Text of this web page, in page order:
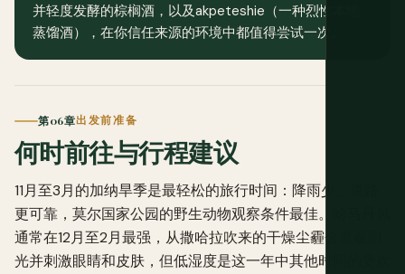
并轻度发酵的棕榈酒，以及akpeteshie（一种烈性本地
蒸馏酒），在你信任来源的环境中都值得尝试一次。
第06章出发前准备
何时前往与行程建议
11月至3月的加纳旱季是最轻松的旅行时间：降雨少、道路
更可靠，莫尔国家公园的野生动物观察条件最佳。哈马丹风
通常在12月至2月最强，从撒哈拉吹来的干燥尘霾会遮蔽阳
光并刺激眼睛和皮肤，但低湿度是这一年中其他时间的受欢